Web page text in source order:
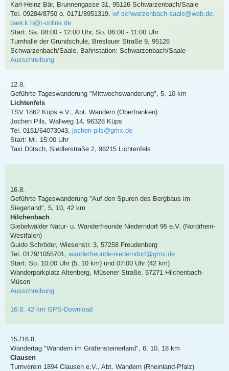
Karl-Heinz Bär, Brunnengasse 31, 95126 Schwarzenbach/Saale
Tel. 09284/8750 o. 0171/8951319, wf-schwarzenbach-saale@web.de,
baer.k.h@t-online.de
Start: Sa. 08:00 - 12:00 Uhr, So. 06:00 - 11:00 Uhr
Turnhalle der Grundschule, Breslauer Straße 9, 95126
Schwarzenbach/Saale, Bahnstation: Schwarzenbach/Saale
Ausschreibung
12.8.
Geführte Tageswanderung "Mittwochswanderung", 5, 10 km
Lichtenfels
TSV 1862 Küps e.V., Abt. Wandern (Oberfranken)
Jochen Pils, Wallweg 14, 96328 Küps
Tel. 0151/64073043, jochen-pils@gmx.de
Start: Mi. 15:00 Uhr
Taxi Dütsch, Siedlerstraße 2, 96215 Lichtenfels
16.8.
Geführte Tageswanderung "Auf den Spuren des Bergbaus im
Siegerland", 5, 10, 42 km
Hilchenbach
Giebelwälder Natur- u. Wanderfreunde Niederndorf 95 e.V. (Nordrhein-
Westfalen)
Guido Schröder, Wiesenstr. 3, 57258 Freudenberg
Tel. 0179/1055701 , wanderfreunde-niederndorf@gmx.de
Start: So. 10:00 Uhr (5, 10 km) und 07:00 Uhr (42 km)
Wanderparkplatz Altenberg, Müsener Straße, 57271 Hilchenbach-
Müsen
Ausschreibung
16.8. 42 km GPS-Download
15./16.8.
Wandertag "Wandern im Gräfensteinerland", 6, 10, 18 km
Clausen
Turnverein 1894 Clausen e.V., Abt. Wandern (Rheinland-Pfalz)